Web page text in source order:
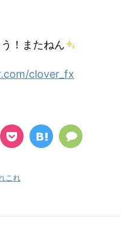
！またねん
clover_fx
これ